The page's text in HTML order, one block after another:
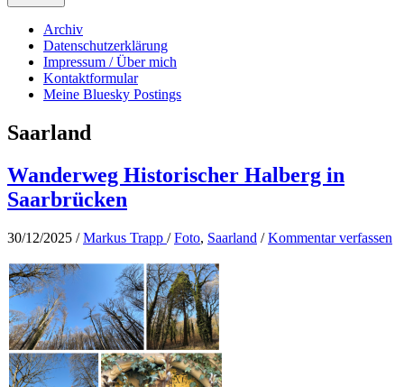
Archiv
Datenschutzerklärung
Impressum / Über mich
Kontaktformular
Meine Bluesky Postings
Saarland
Wanderweg Historischer Halberg in
Saarbrücken
30/12/2025 /Markus Trapp /Foto, Saarland /Kommentar verfassen